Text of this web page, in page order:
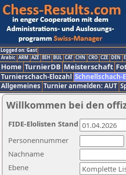
Logged on: Gast
Arabic ARM AZE BIH BUL CAT CHN CRO CZE DEN
Home TurnierDB Meisterschaft
Turnierschach-Elozahl Schnellschach-
Allgemeines Turnier anmelden: AUT
Willkommen bei den
Nachname
Ebene
Personennummer
FIDE-Elolisten Stand